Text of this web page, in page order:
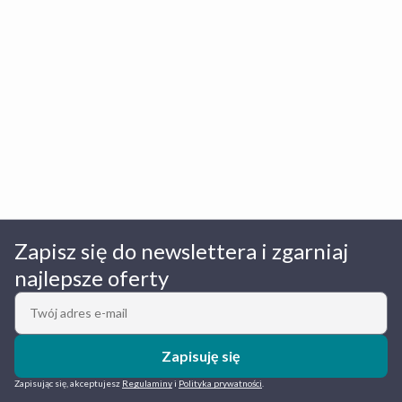
Zapisz się do newslettera i zgarniaj
najlepsze oferty
Zapisuję się
Zapisując się, akceptujesz Regulaminyi Polityka prywatności